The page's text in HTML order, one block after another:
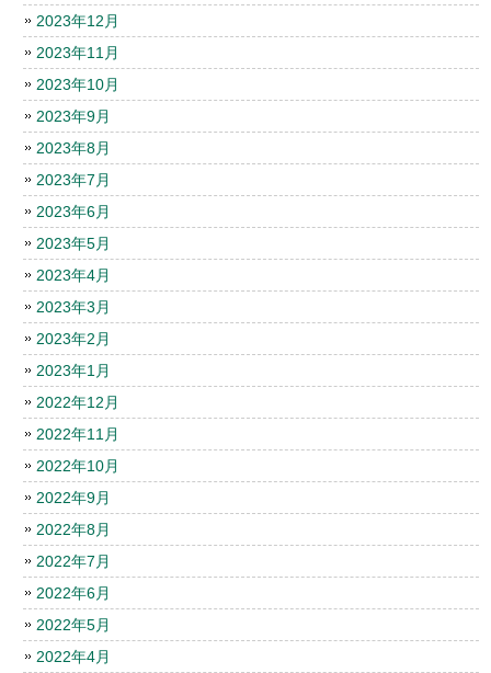
2023年12月
2023年11月
2023年10月
2023年9月
2023年8月
2023年7月
2023年6月
2023年5月
2023年4月
2023年3月
2023年2月
2023年1月
2022年12月
2022年11月
2022年10月
2022年9月
2022年8月
2022年7月
2022年6月
2022年5月
2022年4月